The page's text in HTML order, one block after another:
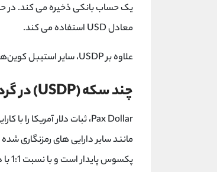
معادل USD استفاده می کند.
علاوه بر USDP، سایر استیبل کوین‌های محبوب عبارتند از USD Coin (USDC) و Tether (USDT).
چند سکه (USDP) در گردش وجود دارد؟
Pax Dollar، ثبات دلار آمریکا را با کارایی فناوری
مانند سایر دارایی‌ های رمزنگاری